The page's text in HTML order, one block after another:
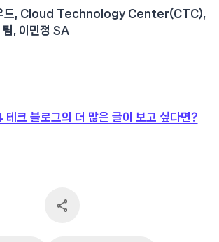
드, Cloud Technology Center(CTC),
, 이민정 SA
크 블로그의 더 많은 글이 보고 싶다면?